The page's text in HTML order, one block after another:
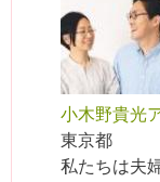
小木野貴光
東京都
私たちは夫